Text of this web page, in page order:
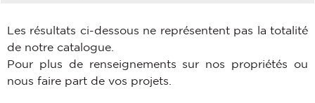
Les résultats ci-dessous ne représentent pas la totalité
de notre catalogue.
Pour plus de renseignements sur nos propriétés ou
nous faire part de vos projets.